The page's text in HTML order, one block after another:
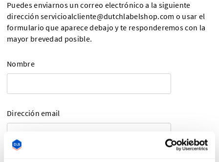
Puedes enviarnos un correo electrónico a la siguiente
direcciónservicioalcliente@dutchlabelshop.com o usar el
formulario que aparece debajo y te responderemos con la
mayor brevedad posible.
Nombre
Dirección email